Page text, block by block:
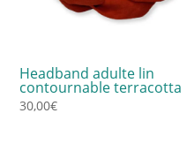
Headband adulte lin
contournable terracotta
30,00€